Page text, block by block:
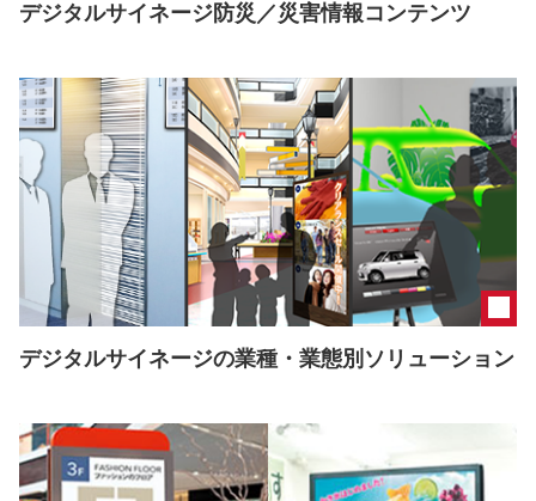
デジタルサイネージ防災／災害情報コンテンツ
デジタルサイネージの業種・業態別ソリューション